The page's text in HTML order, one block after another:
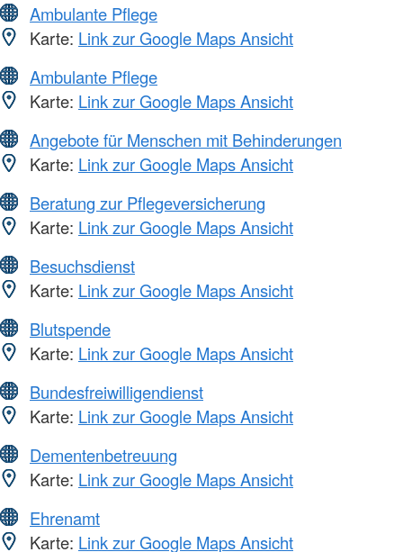
Ambulante Pflege
Karte: Link zur Google Maps Ansicht
Ambulante Pflege
Karte: Link zur Google Maps Ansicht
Angebote für Menschen mit Behinderungen
Karte: Link zur Google Maps Ansicht
Beratung zur Pflegeversicherung
Karte: Link zur Google Maps Ansicht
Besuchsdienst
Karte: Link zur Google Maps Ansicht
Blutspende
Karte: Link zur Google Maps Ansicht
Bundesfreiwilligendienst
Karte: Link zur Google Maps Ansicht
Dementenbetreuung
Karte: Link zur Google Maps Ansicht
Ehrenamt
Karte: Link zur Google Maps Ansicht